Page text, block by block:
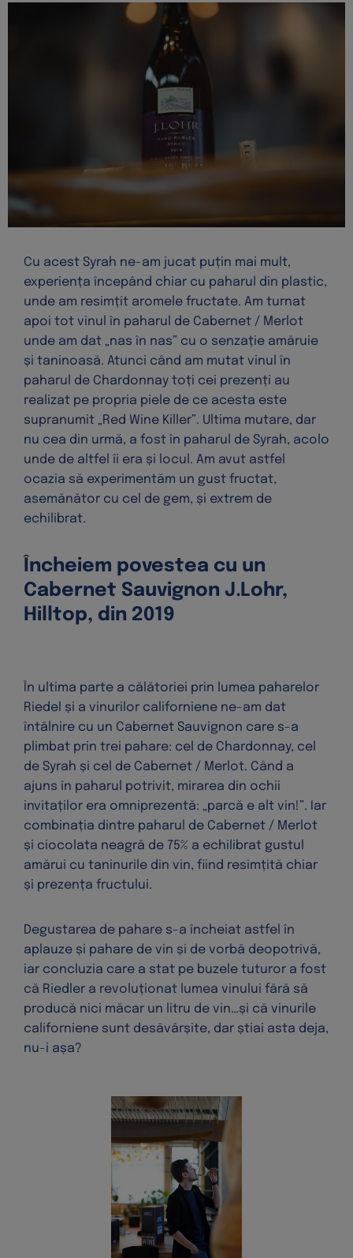
Cu acest Syrah ne-am jucat puțin mai mult,
experiența începând chiar cu paharul din plastic,
unde am resimțit aromele fructate. Am turnat
apoi tot vinul în paharul de Cabernet / Merlot
unde am dat „nas în nas” cu o senzație amăruie
și taninoasă. Atunci când am mutat vinul în
paharul de Chardonnay toți cei prezenți au
realizat pe propria piele de ce acesta este
supranumit „Red Wine Killer”. Ultima mutare, dar
nu cea din urmă, a fost în paharul de Syrah, acolo
unde de altfel îi era și locul. Am avut astfel
ocazia să experimentăm un gust fructat,
asemănător cu cel de gem, și extrem de
echilibrat.
Încheiem povestea cu un
Cabernet Sauvignon J.Lohr,
Hilltop, din 2019
În ultima parte a călătoriei prin lumea paharelor
Riedel și a vinurilor californiene ne-am dat
întâlnire cu un Cabernet Sauvignon care s-a
plimbat prin trei pahare: cel de Chardonnay, cel
de Syrah și cel de Cabernet / Merlot. Când a
ajuns în paharul potrivit, mirarea din ochii
invitaților era omniprezentă: „parcă e alt vin!”. Iar
combinația dintre paharul de Cabernet / Merlot
și ciocolata neagră de 75% a echilibrat gustul
amărui cu taninurile din vin, fiind resimțită chiar
și prezența fructului.
Degustarea de pahare s-a încheiat astfel în
aplauze și pahare de vin și de vorbă deopotrivă,
iar concluzia care a stat pe buzele tuturor a fost
că Riedler a revoluționat lumea vinului fără să
producă nici măcar un litru de vin…și că vinurile
californiene sunt desăvârșite, dar știai asta deja,
nu-i așa?